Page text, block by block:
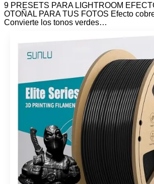
9 PRESETS PARA LIGHTROOM
OTOÑAL PARA TUS FOTOS Efecto
Convierte los tonos verdes…